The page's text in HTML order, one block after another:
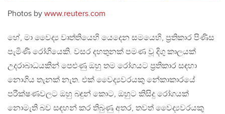
Photos by www.reuters.com
හේ, මා වෛද්‍ය වෘත්තියෙහි යෙදෙන සමයෙහි, ප්‍රතිකාර පිණිස
පැමිණි රෝගියෙකි. වසර දහතුනක් පමණ වූ දිගු කාලයක්
උදරාබාධයකින් පෙළුණු ඔහු තම රෝගයට ප්‍රතිකාර සඳහා
නොගිය තැනක් නැත. එක් වෛද්‍යවරයකු නේකාකාරයේ
පරීක්ෂණවලට ඔහු බඳුන් කොට, ඔහුට කිසිදු රෝගයක්
නොමැති බව සඳහන් කර තිබුණු අතර, තවත් වෛද්‍යවරයකු